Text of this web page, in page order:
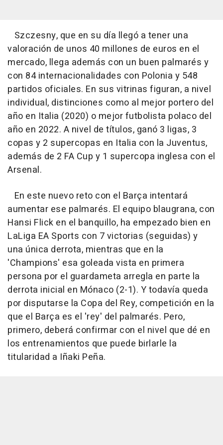
Szczesny, que en su día llegó a tener una
valoración de unos 40 millones de euros en el
mercado, llega además con un buen palmarés y
con 84 internacionalidades con Polonia y 548
partidos oficiales. En sus vitrinas figuran, a nivel
individual, distinciones como al mejor portero del
año en Italia (2020) o mejor futbolista polaco del
año en 2022. A nivel de títulos, ganó 3 ligas, 3
copas y 2 supercopas en Italia con la Juventus,
además de 2 FA Cup y 1 supercopa inglesa con el
Arsenal.
En este nuevo reto con el Barça intentará
aumentar ese palmarés. El equipo blaugrana, con
Hansi Flick en el banquillo, ha empezado bien en
LaLiga EA Sports con 7 victorias (seguidas) y
una única derrota, mientras que en la
'Champions' esa goleada vista en primera
persona por el guardameta arregla en parte la
derrota inicial en Mónaco (2-1). Y todavía queda
por disputarse la Copa del Rey, competición en la
que el Barça es el 'rey' del palmarés. Pero,
primero, deberá confirmar con el nivel que dé en
los entrenamientos que puede birlarle la
titularidad a Iñaki Peña.